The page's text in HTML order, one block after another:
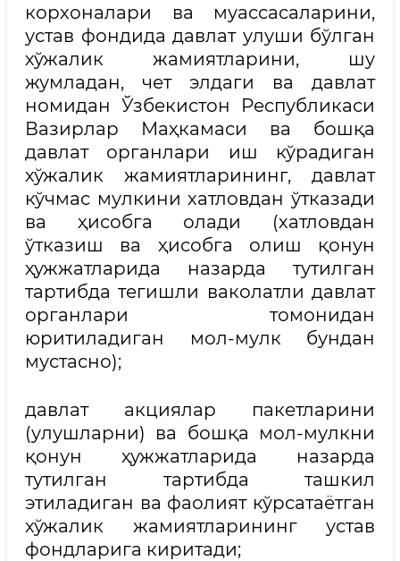
корхоналари ва муассасаларини,
устав фондида давлат улуши бўлган
хўжалик жамиятларини, шу
жумладан, чет элдаги ва давлат
номидан Ўзбекистон Республикаси
Вазирлар Маҳкамаси ва бошқа
давлат органлари иш кўрадиган
хўжалик жамиятларининг, давлат
кўчмас мулкини хатловдан ўтказади
ва ҳисобга олади (хатловдан
ўтказиш ва ҳисобга олиш қонун
ҳужжатларида назарда тутилган
тартибда тегишли ваколатли давлат
органлари томонидан
юритиладиган мол-мулк бундан
мустасно);
давлат акциялар пакетларини
(улушларни) ва бошқа мол-мулкни
қонун ҳужжатларида назарда
тутилган тартибда ташкил
этиладиган ва фаолият кўрсатаётган
хўжалик жамиятларининг устав
фондларига киритади;